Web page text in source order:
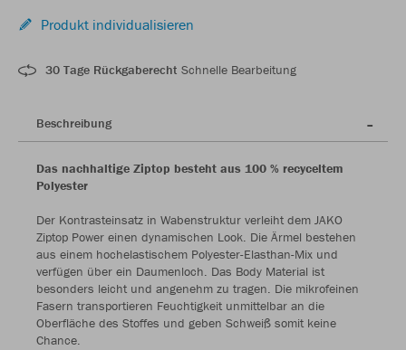
Produkt individualisieren
30 Tage Rückgaberecht Schnelle Bearbeitung
Beschreibung
Das nachhaltige Ziptop besteht aus 100 % recyceltem
Polyester
Der Kontrasteinsatz in Wabenstruktur verleiht dem JAKO
Ziptop Power einen dynamischen Look. Die Ärmel bestehen
aus einem hochelastischem Polyester-Elasthan-Mix und
verfügen über ein Daumenloch. Das Body Material ist
besonders leicht und angenehm zu tragen. Die mikrofeinen
Fasern transportieren Feuchtigkeit unmittelbar an die
Oberfläche des Stoffes und geben Schweiß somit keine
Chance.